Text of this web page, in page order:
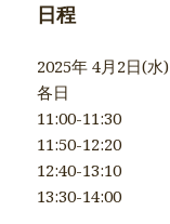
日程
2025年 4月2日(
各日
11:00-11:30
11:50-12:20
12:40-13:10
13:30-14:00